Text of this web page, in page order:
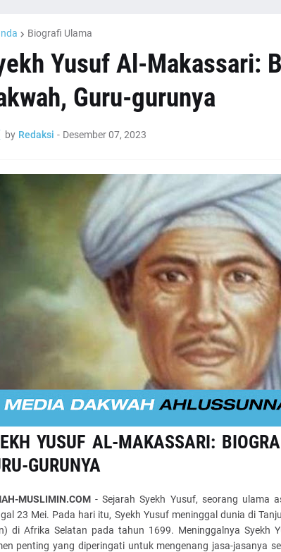
Biografi Ulama
Yusuf Al-Makassari:
Guru-gurunya
by Redaksi - Desember 07, 2023
YUSUF AL-MAKASSARI:
GURUNYA
MUSLIMIN.COM - Sejarah Syekh Yusuf, seorang ulama
23 Mei. Pada hari itu, Syekh Yusuf meninggal dunia di
di Afrika Selatan pada tahun 1699. Meninggalnya Syekh
penting yang diperingati untuk mengenang jasa-jasanya